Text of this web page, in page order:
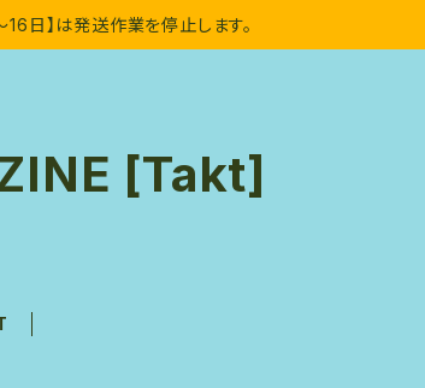
日】は発送作業を停止します。
[Takt]